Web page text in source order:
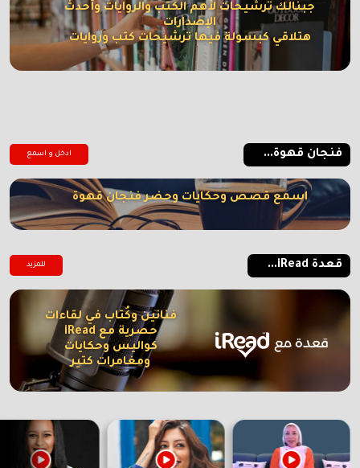
جبنالك ترشيحات لأهم الكتب والروايات وأحدث
الإصدارات
هتلاقي كبسولة فيها ترشيحات كتب وروايات
فنجان قهوة... ادخل و اسمع
اسمع قصص وحكايات وحضر فنجان قهوة
قعدة iRead... للمزيد
فنانين وكُتاب في لقاءات
حصرية مع iRead
كواليس وحكايات
ومغامرات كتير